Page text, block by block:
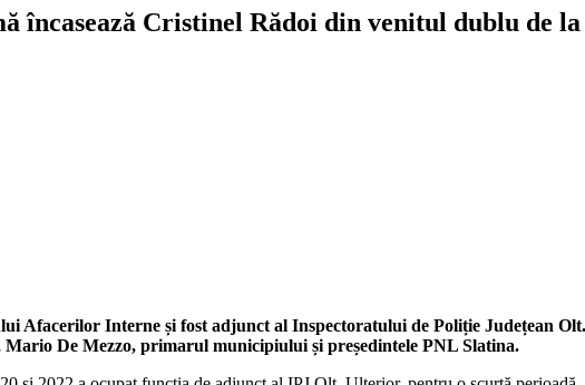
încasează Cristinel Rădoi din venitul dublu de
Afacerilor Interne și fost adjunct al Inspectoratului de Poliție Județean
De Mezzo, primarul municipiului și președintele PNL Slatina.